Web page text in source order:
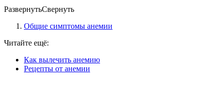
РазвернутьСвернуть
Общие симптомы анемии
Читайте ещё:
Как вылечить анемию
Рецепты от анемии